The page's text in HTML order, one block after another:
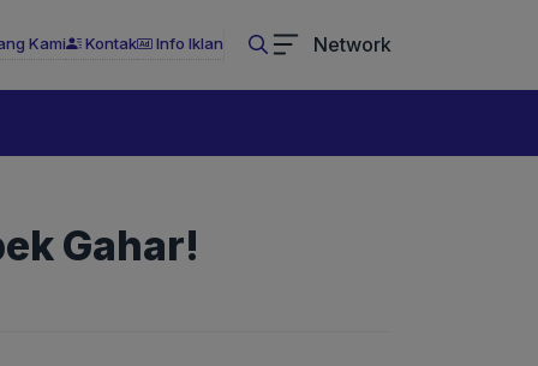
Kami Kontak Info Iklan Network
Gahar!